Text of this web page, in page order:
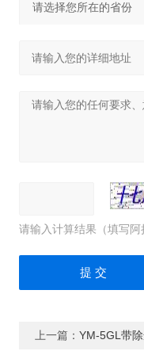
请输入计算结果（填写
上一篇： YM-5GL带